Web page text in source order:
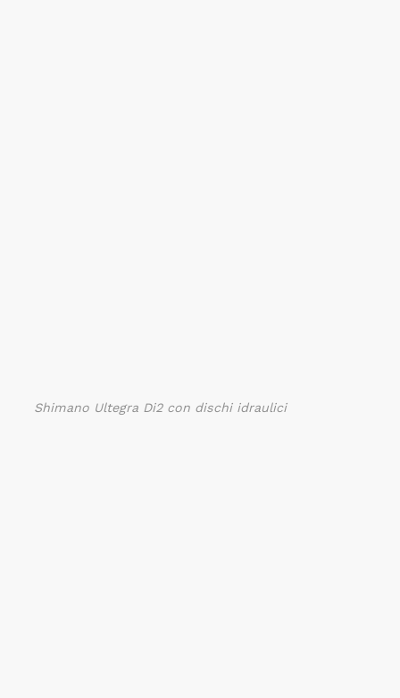
Shimano Ultegra Di2 con dischi idraulici